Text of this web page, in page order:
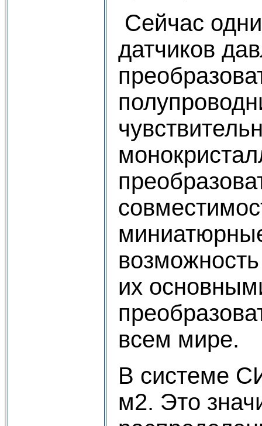
Сейчас
датчиков
их
всем мире.
В системе
м2. Это